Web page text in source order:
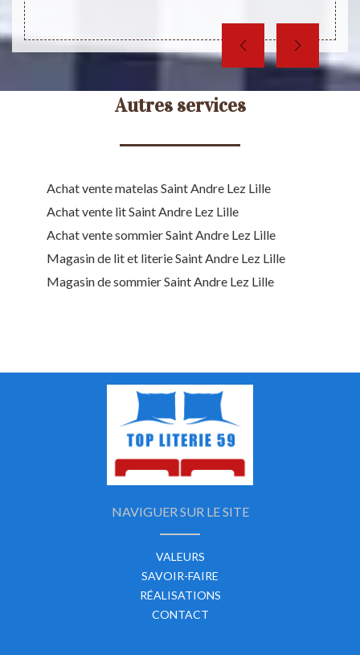
Autres services
Achat vente matelas Saint Andre Lez Lille
Achat vente lit Saint Andre Lez Lille
Achat vente sommier Saint Andre Lez Lille
Magasin de lit et literie Saint Andre Lez Lille
Magasin de sommier Saint Andre Lez Lille
NAVIGUER SUR LE SITE
VALEURS
SAVOIR-FAIRE
RÉALISATIONS
CONTACT